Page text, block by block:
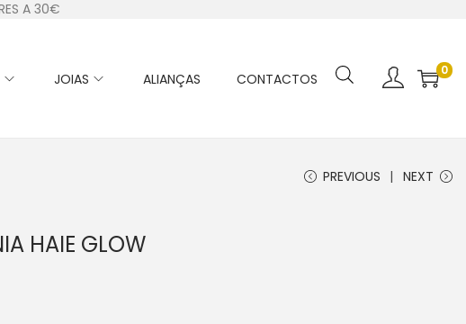
A 30€
JOIAS ALIANÇAS CONTACTOS 0
PREVIOUS NEXT
HAIE GLOW